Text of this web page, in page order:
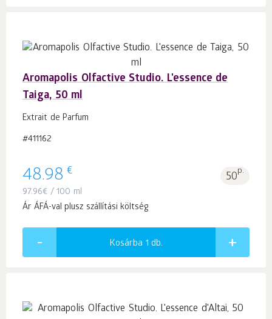
Aromapolis Olfactive Studio. L'essence de
Taiga, 50 ml
Extrait de Parfum
#411162
48.98 € 50p.
97.96€ / 100 ml
Ár ÁFÁ-val plusz szállítási költség
Kosárba 1 db.